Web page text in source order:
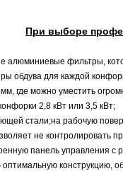
При выборе
алюминиевые фильтры,
обдува для каждой
где можно уместить
2,8 кВт или 3,5 кВт;
стали;на рабочую
не контролировать
панель управления с
конструкцию,